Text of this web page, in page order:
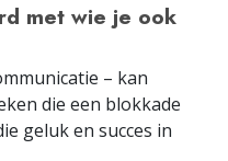
met wie je ook
– kan
die een blokkade
geluk en succes in